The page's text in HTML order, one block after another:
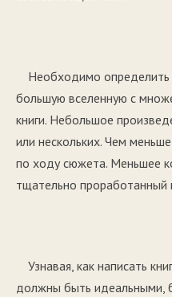
Необходимо определить
большую вселенную с
книги. Небольшое
или нескольких. Чем
по ходу сюжета. Меньшее
тщательно проработанный
Узнавая, как написать
должны быть идеальными,